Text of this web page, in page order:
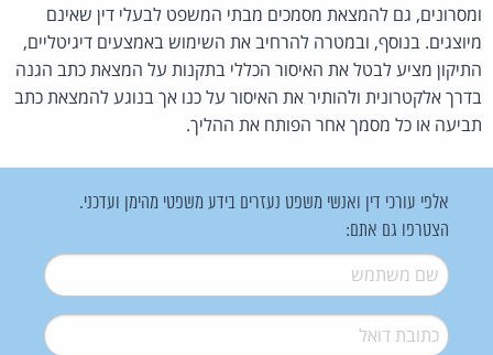
ומסרונים, גם להמצאת מסמכים מבתי המשפט לבעלי דין שאינם
מיוצגים. בנוסף, ובמטרה להרחיב את השימוש באמצעים דיגיטליים,
התיקון מציע לבטל את האיסור הכללי בתקנות על המצאת כתב הגנה
בדרך אלקטרונית ולהותיר את האיסור על כנו אך בנוגע להמצאת כתב
תביעה או כל מסמך אחר הפותח את ההליך.
אלפי עורכי דין ואנשי משפט נעזרים בידע משפטי מהימן ועדכני.
הצטרפו גם אתם:
שם משתמש*
דואל*